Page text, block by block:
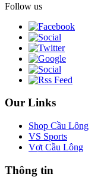
Follow us
Our Links
Shop Cầu Lông
VS Sports
Vợt Cầu Lông
Thông tin